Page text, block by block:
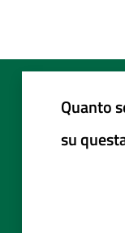
Quanto
su